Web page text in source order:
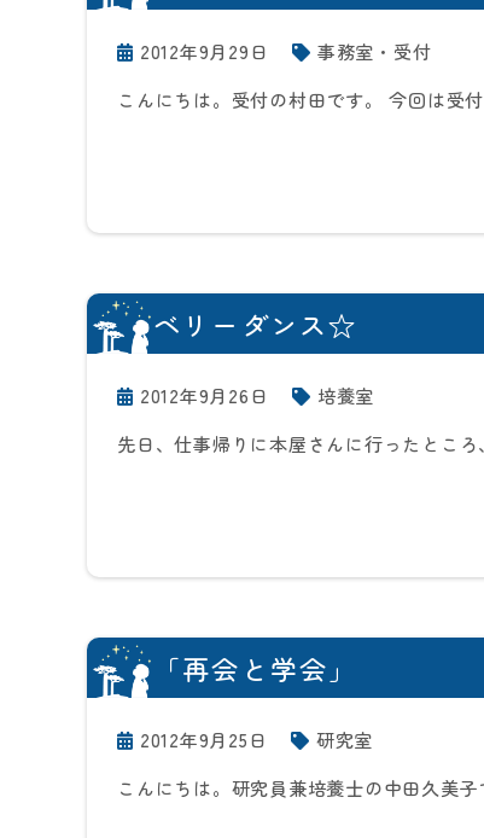
2012年9月29日
事務室・受付
こんにちは。受付の村田です。 今回は
ベリーダンス☆
2012年9月26日
培養室
先日、仕事帰りに本屋さんに行ったとこ
「再会と学会」
2012年9月25日
研究室
こんにちは。研究員兼培養士の中田久美